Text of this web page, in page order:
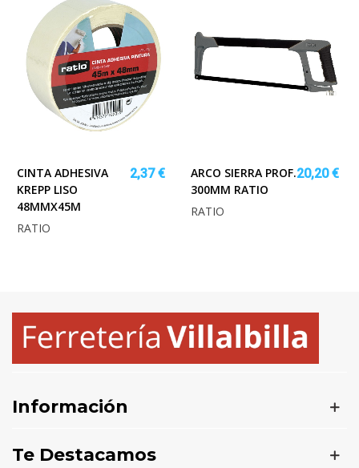
CINTA ADHESIVA
KREPP LISO
48MMX45M
2,37 €
RATIO
ARCO SIERRA PROF.
300MM RATIO
20,20 €
RATIO
Información
Te Destacamos